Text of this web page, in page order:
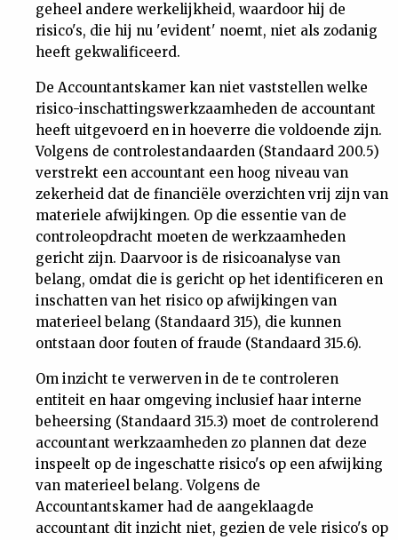
geheel andere werkelijkheid, waardoor hij de
risico's, die hij nu 'evident' noemt, niet als zodanig
heeft gekwalificeerd.
De Accountantskamer kan niet vaststellen welke
risico-inschattingswerkzaamheden de accountant
heeft uitgevoerd en in hoeverre die voldoende zijn.
Volgens de controlestandaarden (Standaard 200.5)
verstrekt een accountant een hoog niveau van
zekerheid dat de financiële overzichten vrij zijn van
materiele afwijkingen. Op die essentie van de
controleopdracht moeten de werkzaamheden
gericht zijn. Daarvoor is de risicoanalyse van
belang, omdat die is gericht op het identificeren en
inschatten van het risico op afwijkingen van
materieel belang (Standaard 315), die kunnen
ontstaan door fouten of fraude (Standaard 315.6).
Om inzicht te verwerven in de te controleren
entiteit en haar omgeving inclusief haar interne
beheersing (Standaard 315.3) moet de controlerend
accountant werkzaamheden zo plannen dat deze
inspeelt op de ingeschatte risico's op een afwijking
van materieel belang. Volgens de
Accountantskamer had de aangeklaagde
accountant dit inzicht niet, gezien de vele risico's op